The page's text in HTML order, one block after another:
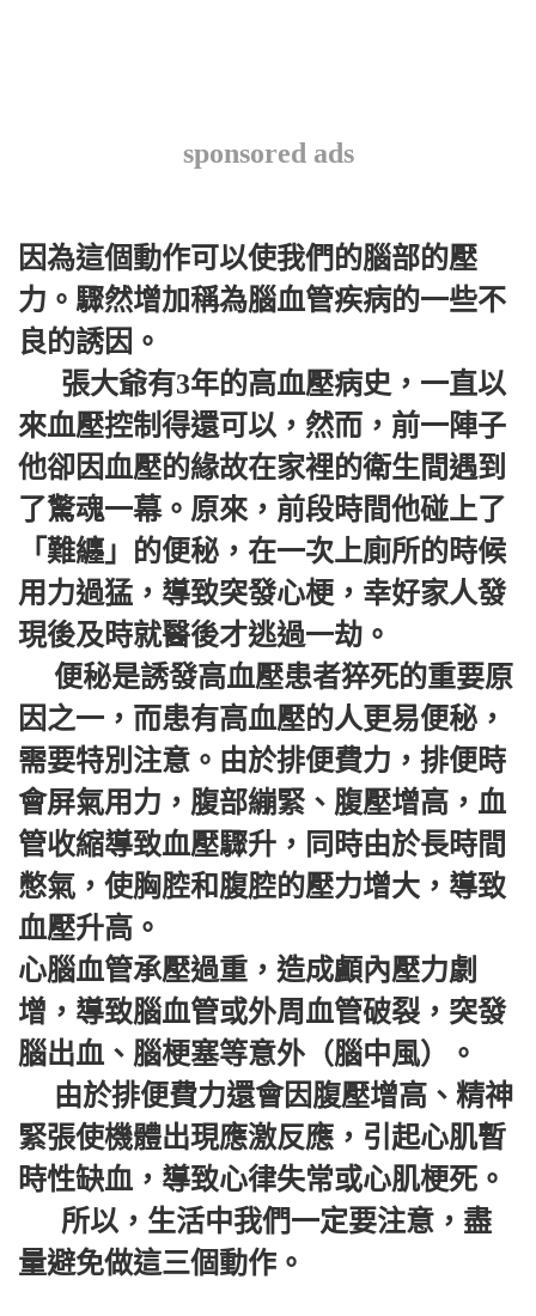
sponsored ads
因為這個動作可以使我們的腦部的壓
力。驟然增加稱為腦血管疾病的一些不
良的誘因。
張大爺有3年的高血壓病史，一直以
來血壓控制得還可以，然而，前一陣子
他卻因血壓的緣故在家裡的衛生間遇到
了驚魂一幕。原來，前段時間他碰上了
「難纏」的便秘，在一次上廁所的時候
用力過猛，導致突發心梗，幸好家人發
現後及時就醫後才逃過一劫。
便秘是誘發高血壓患者猝死的重要原
因之一，而患有高血壓的人更易便秘，
需要特別注意。由於排便費力，排便時
會屏氣用力，腹部繃緊、腹壓增高，血
管收縮導致血壓驟升，同時由於長時間
憋氣，使胸腔和腹腔的壓力增大，導致
血壓升高。
心腦血管承壓過重，造成顱內壓力劇
增，導致腦血管或外周血管破裂，突發
腦出血、腦梗塞等意外（腦中風）。
由於排便費力還會因腹壓增高、精神
緊張使機體出現應激反應，引起心肌暫
時性缺血，導致心律失常或心肌梗死。
所以，生活中我們一定要注意，盡
量避免做這三個動作。